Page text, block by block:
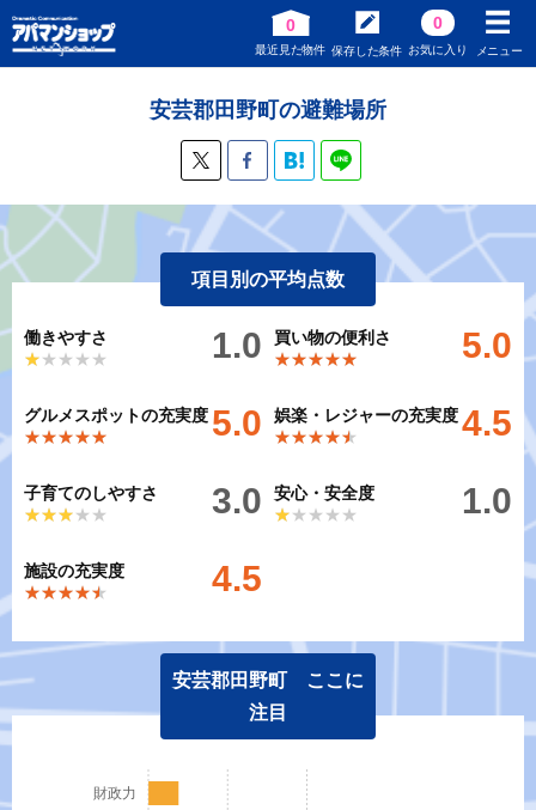
0
最近見た物件 保存した条件
0
お気に入り メニュー
安芸郡田野町の避難場所
項目別の平均点数
働きやすさ
★★★★★
★★★★★ 1.0
買い物の便利さ
★★★★★
★★★★★ 5.0
グルメスポットの充実度
★★★★★
★★★★★ 5.0
娯楽・レジャーの充実度
★★★★★
★★★★★ 4.5
子育てのしやすさ
★★★★★
★★★★★ 3.0
安心・安全度
★★★★★
★★★★★ 1.0
施設の充実度
★★★★★
★★★★★ 4.5
安芸郡田野町 ここに
注目
財政力